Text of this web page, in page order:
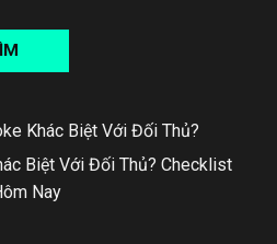
Biệt Với Đối Thủ? Checklist
Nay